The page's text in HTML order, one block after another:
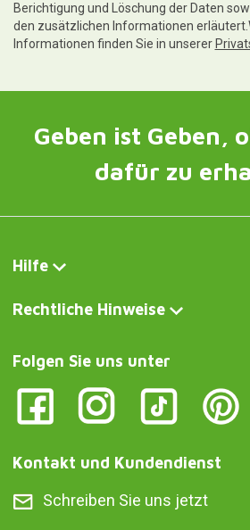
Berichtigung und Löschung der Daten
den zusätzlichen Informationen
Informationen finden Sie in unserer
Geben ist Geben,
dafür zu
Hilfe
Rechtliche Hinweise
Folgen Sie uns unter
Kontakt und Kundendienst
Schreiben Sie uns jetzt